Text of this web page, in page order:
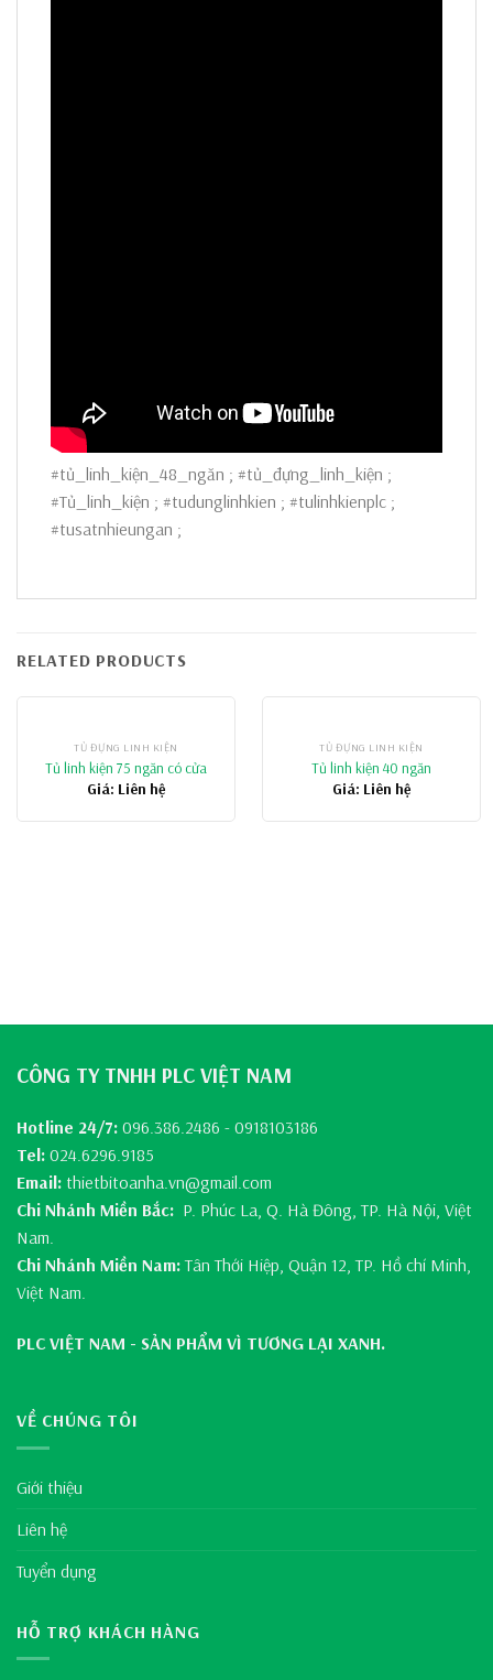
#tủ_linh_kiện_48_ngăn ; #tủ_đựng_linh_kiện ;
#Tủ_linh_kiện ; #tudunglinhkien ; #tulinhkienplc ;
#tusatnhieungan ;
RELATED PRODUCTS
TỦ ĐỰNG LINH KIỆN
Tủ linh kiện 75 ngăn có cửa
Giá: Liên hệ
TỦ ĐỰNG LINH KIỆN
Tủ linh kiện 40 ngăn
Giá: Liên hệ
CÔNG TY TNHH PLC VIỆT NAM
Hotline 24/7: 096.386.2486 - 0918103186
Tel: 024.6296.9185
Email: thietbitoanha.vn@gmail.com
Chi Nhánh Miền Bắc: P. Phúc La, Q. Hà Đông, TP. Hà Nội, Việt
Nam.
Chi Nhánh Miền Nam:Tân Thới Hiệp, Quận 12, TP. Hồ chí Minh,
Việt Nam.
PLC VIỆT NAM - SẢN PHẨM VÌ TƯƠNG LẠI XANH.
VỀ CHÚNG TÔI
Giới thiệu
Liên hệ
Tuyển dụng
HỖ TRỢ KHÁCH HÀNG